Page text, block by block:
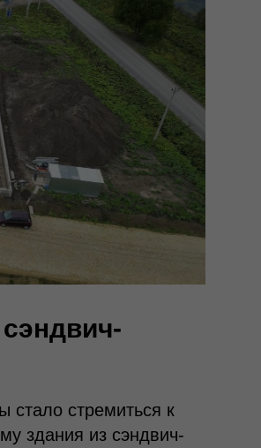
стало стремиться к
здания из сэндвич-